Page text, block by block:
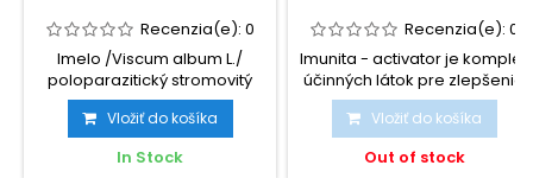
Recenzia(e): 0
Imelo /Viscum album L./
poloparazitický stromovitý
ker sa vyskytuje podľa...
Vložiť do košíka
In Stock
Recenzia(e): 0
Imunita - activator je komplex
účinných látok pre zlepšenie
imunity a...
Vložiť do košíka
Out of stock